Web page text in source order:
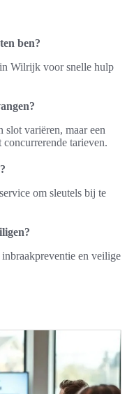
ben?
Wilrijk voor snelle hulp
slot variëren, maar een
tarieven.
om sleutels bij te
en veilige